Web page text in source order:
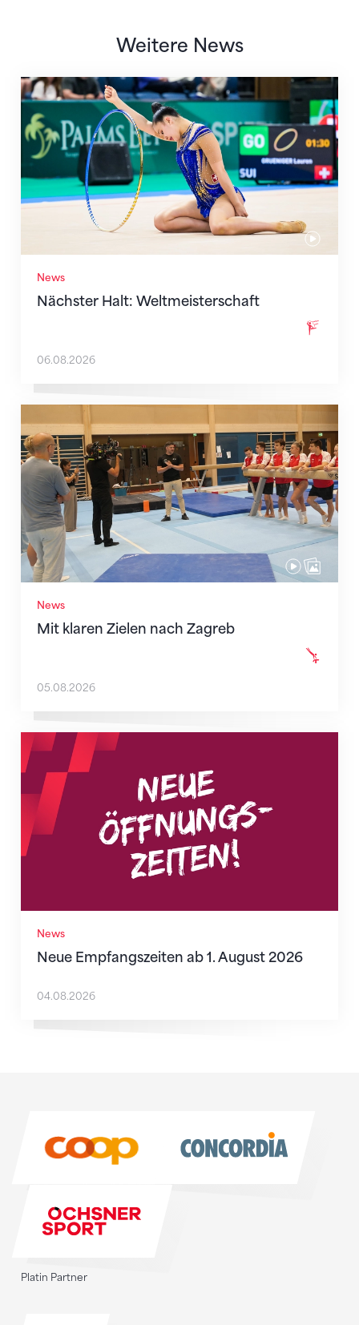
Weitere News
News
Nächster Halt: Weltmeisterschaft
Nächster Halt: Weltmeisterschaft
06.08.2026
News
Mit klaren Zielen nach Zagreb
Mit klaren Zielen nach Zagreb
05.08.2026
News
Neue Empfangszeiten ab 1. August 2026
Neue Empfangszeiten ab 1. August 2026
04.08.2026
Platin Partner